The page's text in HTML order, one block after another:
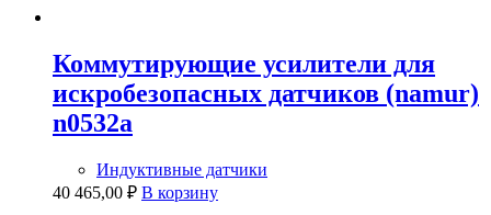
Коммутирующие усилители для
искробезопасных датчиков (namur)
n0532a
Индуктивные датчики
40 465,00 ₽ В корзину